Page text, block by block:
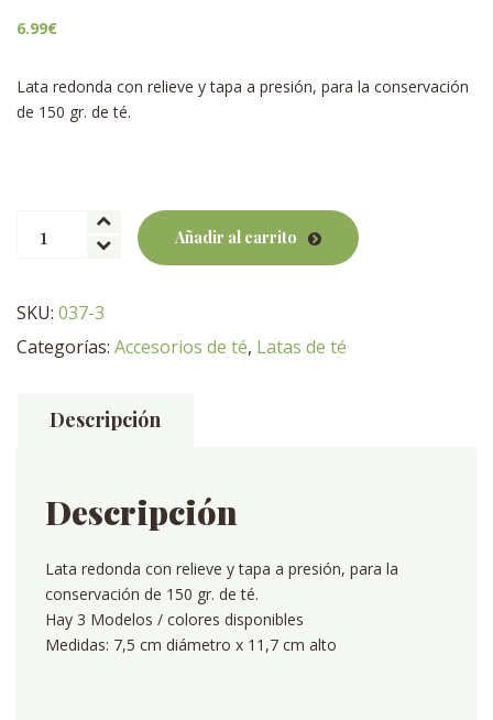
6.99€
Lata redonda con relieve y tapa a presión, para la conservación
de 150 gr. de té.
(dorada)
150
Añadir al carrito
SKU: 037-3
Categorías: Accesorios de té, Latas de té
Descripción
Descripción
Lata redonda con relieve y tapa a presión, para la
conservación de 150 gr. de té.
Hay 3 Modelos / colores disponibles
Medidas: 7,5 cm diámetro x 11,7 cm alto